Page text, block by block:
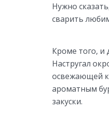
Нужно
сварить
Кроме того, и
Настругал
освежающей
ароматным
закуски.